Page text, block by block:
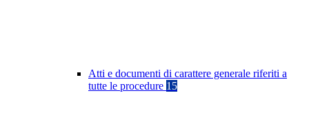
Atti e documenti di carattere generale riferiti a
tutte le procedure 15